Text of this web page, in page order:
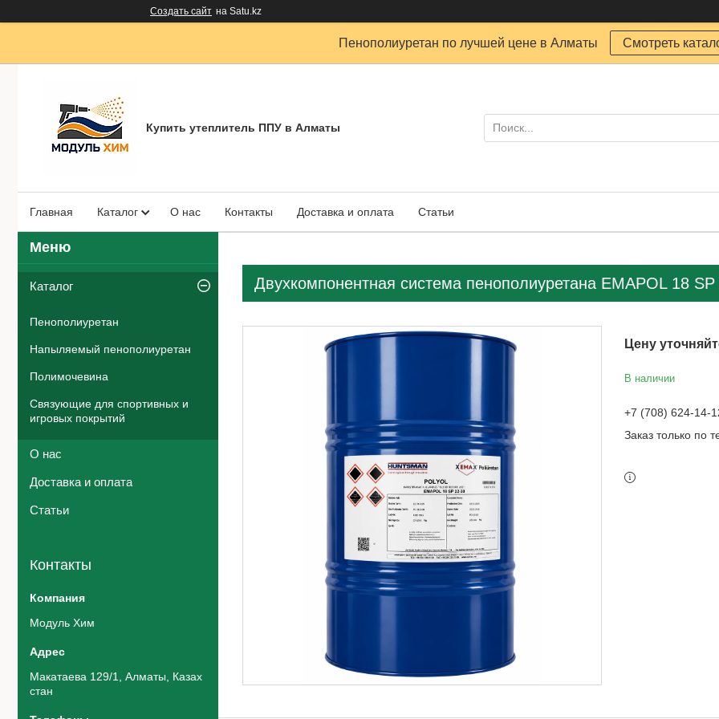
Создать сайт на Satu.kz
Пенополиуретан по лучшей цене в Алматы Смотреть
Купить утеплитель ППУ в Алматы
Главная Каталог О нас Контакты Доставка и оплата Статьи
Двухкомпонентная система пенополиуретана EMAPOL 18
Цену
В наличии
+7 (708) 624-14-
Заказ только по
Каталог
Пенополиуретан
Напыляемый пенополиуретан
Полимочевина
Связующие для спортивных и
игровых покрытий
О нас
Доставка и оплата
Статьи
Контакты
Модуль Хим
Макатаева 129/1, Алматы, Казах
стан